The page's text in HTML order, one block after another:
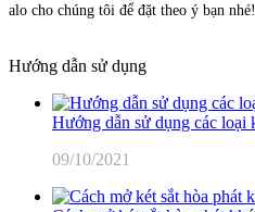
alo cho chúng tôi để đặt theo ý bạn
Hướng dẫn sử dụng
Hướng dẫn sử dụng các loại
09/10/2021